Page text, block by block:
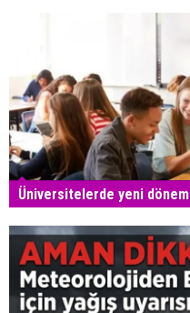
Üniversitelerde yeni dönem